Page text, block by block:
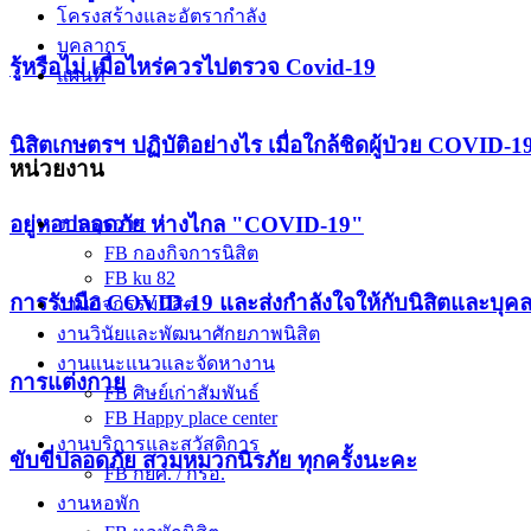
รู้หรือไม่ เมื่อไหร่ควรไปตรวจ Covid-19
นิสิตเกษตรฯ ปฏิบัติอย่างไร เมื่อใกล้ชิดผู้ป่วย COVID-
อยู่หอปลอดภัย ห่างไกล "COVID-19"
การรับมือ COVID-19 และส่งกำลังใจให้กับนิสิตและบุค
การแต่งกาย
ขับขี่ปลอดภัย สวมหมวกนิรภัย ทุกครั้งนะคะ
โครงสร้างและอัตรากำลัง
บุคลากร
แผนที่
หน่วยงาน
งานธุรการ
FB กองกิจการนิสิต
FB ku 82
งานกิจกรรมนิสิต
งานวินัยและพัฒนาศักยภาพนิสิต
งานแนะแนวและจัดหางาน
FB ศิษย์เก่าสัมพันธ์
FB Happy place center
งานบริการและสวัสดิการ
FB กยศ. / กรอ.
งานหอพัก